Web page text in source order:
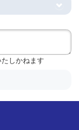
しかねます